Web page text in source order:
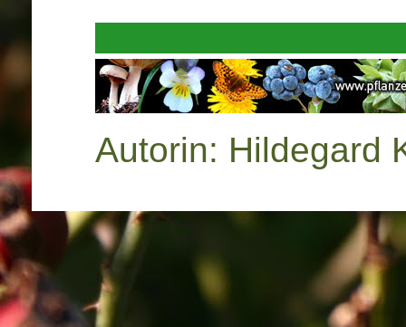
Autorin: Hildegard